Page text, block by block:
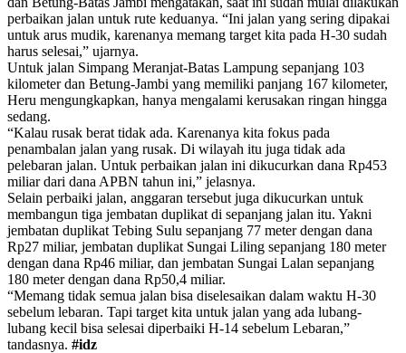
perbaikan jalan untuk rute keduanya. “Ini jalan yang sering dipakai
untuk arus mudik, karenanya memang target kita pada H-30 sudah
harus selesai,” ujarnya.
Untuk jalan Simpang Meranjat-Batas Lampung sepanjang 103
kilometer dan Betung-Jambi yang memiliki panjang 167 kilometer,
Heru mengungkapkan, hanya mengalami kerusakan ringan hingga
sedang.
“Kalau rusak berat tidak ada. Karenanya kita fokus pada
penambalan jalan yang rusak. Di wilayah itu juga tidak ada
pelebaran jalan. Untuk perbaikan jalan ini dikucurkan dana Rp453
miliar dari dana APBN tahun ini,” jelasnya.
Selain perbaiki jalan, anggaran tersebut juga dikucurkan untuk
membangun tiga jembatan duplikat di sepanjang jalan itu. Yakni
jembatan duplikat Tebing Sulu sepanjang 77 meter dengan dana
Rp27 miliar, jembatan duplikat Sungai Liling sepanjang 180 meter
dengan dana Rp46 miliar, dan jembatan Sungai Lalan sepanjang
180 meter dengan dana Rp50,4 miliar.
“Memang tidak semua jalan bisa diselesaikan dalam waktu H-30
sebelum lebaran. Tapi target kita untuk jalan yang ada lubang-
lubang kecil bisa selesai diperbaiki H-14 sebelum Lebaran,”
tandasnya. #idz